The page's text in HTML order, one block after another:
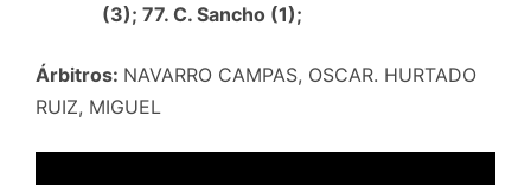
(3); 77. C. Sancho (1);
Árbitros: NAVARRO CAMPAS, OSCAR. HURTADO
RUIZ, MIGUEL